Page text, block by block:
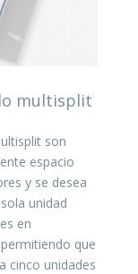
multisplit
son
espacio
y se desea
unidad
en
que
cinco unidades